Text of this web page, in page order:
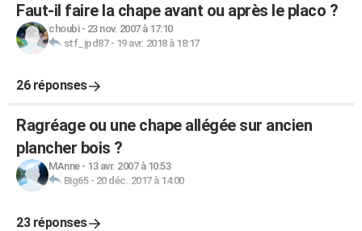
Faut-il faire la chape avant ou après le placo ?
choubi- 23 nov. 2007 à 17:10
stf_jpd87- 19 avr. 2018 à 18:17
26 réponses
Ragréage ou une chape allégée sur ancien
plancher bois ?
MAnne- 13 avr. 2007 à 10:53
Big65- 20 déc. 2017 à 14:00
23 réponses